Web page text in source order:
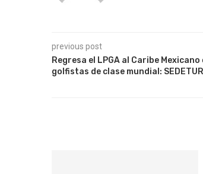
previous post
Regresa el LPGA al Caribe Mexicano
golfistas de clase mundial: SEDETUR